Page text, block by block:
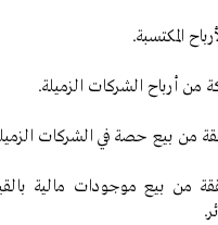
المكتسبة.
أرباح الشركات الزميلة.
من بيع حصة في الشركات
من بيع موجودات مالية